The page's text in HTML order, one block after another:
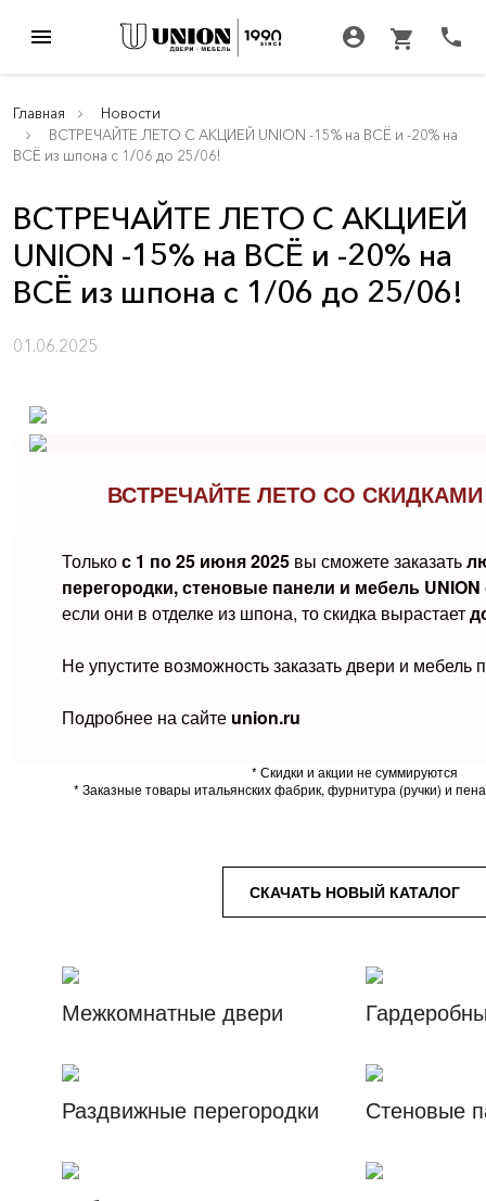
menu account_circle shopping_cart call
Главная
Новости
ВСТРЕЧАЙТЕ ЛЕТО С АКЦИЕЙ UNION -15% на ВСЁ и -20% на
ВСЁ из шпона с 1/06 до 25/06!
ВСТРЕЧАЙТЕ ЛЕТО С АКЦИЕЙ
UNION -15% на ВСЁ и -20% на
ВСЁ из шпона с 1/06 до 25/06!
01.06.2025
ВСТРЕЧАЙТЕ ЛЕТО СО СКИДКАМИ
Толькос 1 по 25 июня 2025 вы сможете заказать
перегородки, стеновые панели и мебель UNION
если они в отделке из шпона, то скидка вырастает
Не упустите возможность заказать двери и мебель
Подробнее на сайте union.ru
* Скидки и акции не суммируются
* Заказные товары итальянских фабрик, фурнитура (ручки) и
СКАЧАТЬ НОВЫЙ КАТАЛОГ
Межкомнатные двери
Раздвижные перегородки Стеновые